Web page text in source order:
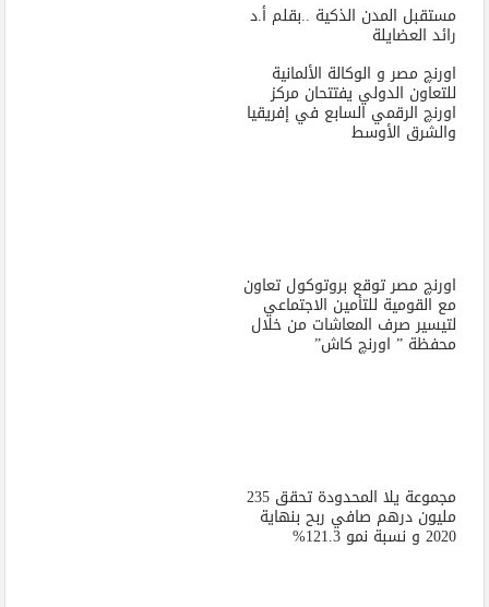
مستقبل المدن الذكية ..بقلم أ.د
رائد العضايلة
اورنچ مصر و الوكالة الألمانية
للتعاون الدولي يفتتحان مركز
اورنچ الرقمي السابع في إفريقيا
والشرق الأوسط
اورنچ مصر توقع بروتوكول تعاون
مع القومية للتأمين الاجتماعي
لتيسير صرف المعاشات من خلال
محفظة ” اورنچ كاش”
مجموعة يلا المحدودة تحقق 235
مليون درهم صافي ربح بنهاية
2020 و نسبة نمو 121.3%